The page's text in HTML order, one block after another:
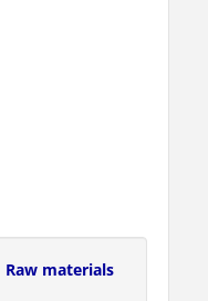
Raw materials